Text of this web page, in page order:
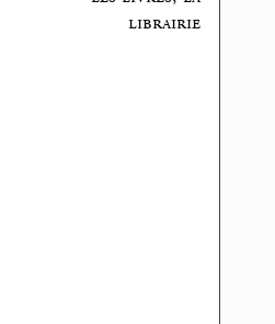
librairie